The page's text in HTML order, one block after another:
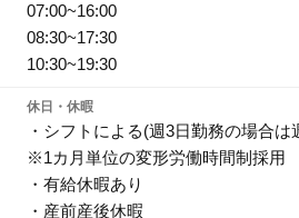
07:00~16:00
08:30~17:30
10:30~19:30
休日・休暇
・シフトによる(週3日勤務の場合は
※1カ月単位の変形労働時間制採用
・有給休暇あり
・産前産後休暇